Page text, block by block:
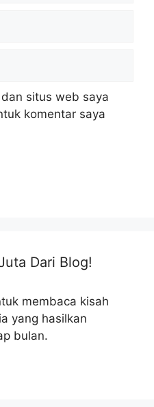
situs web saya
komentar saya
Dari Blog!
membaca kisah
yang hasilkan
bulan.